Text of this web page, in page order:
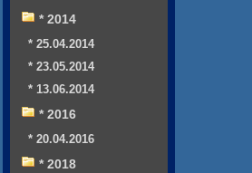
* 2014
* 25.04.2014
* 23.05.2014
* 13.06.2014
* 2016
* 20.04.2016
* 2018